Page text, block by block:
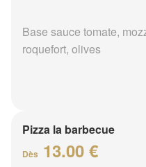
Base sauce tomate,
roquefort, olives
Pizza la barbecue
Dès 13.00 €